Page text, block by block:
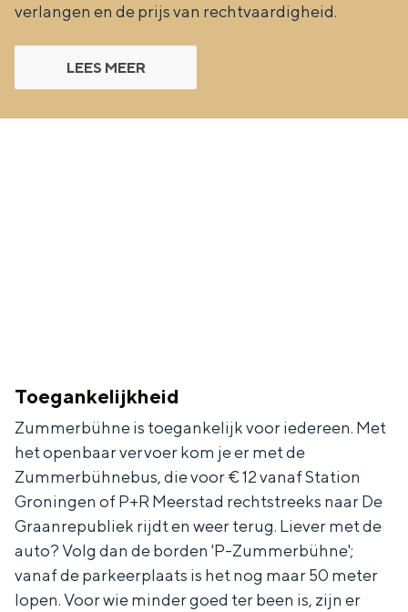
verlangen en de prijs van rechtvaardigheid.
LEES MEER
Toegankelijkheid
Zummerbühne is toegankelijk voor iedereen. Met
het openbaar vervoer kom je er met de
Zummerbühnebus, die voor € 12 vanaf Station
Groningen of P+R Meerstad rechtstreeks naar De
Graanrepubliek rijdt en weer terug. Liever met de
auto? Volg dan de borden 'P-Zummerbühne';
vanaf de parkeerplaats is het nog maar 50 meter
lopen. Voor wie minder goed ter been is, zijn er